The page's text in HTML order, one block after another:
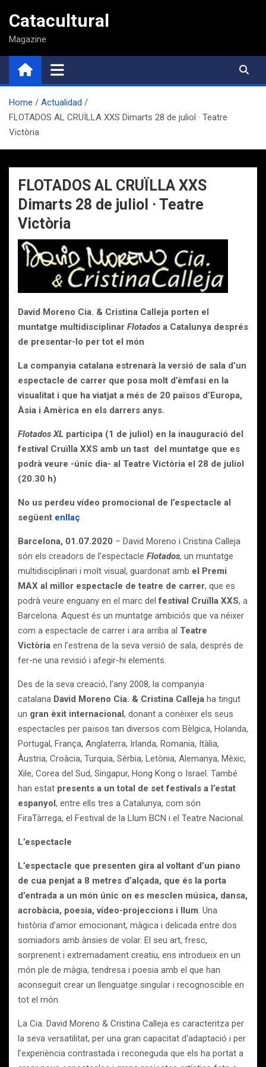
contenido
Catacultural
Magazine
Home
Actualidad
FLOTADOS AL CRUÏLLA XXS Dimarts 28 de juliol · Teatre
Victòria
FLOTADOS AL CRUÏLLA XXS
Dimarts 28 de juliol · Teatre
Victòria
David Moreno Cia. & Cristina Calleja porten el
muntatge multidisciplinar Flotados a Catalunya després
de presentar-lo per tot el món
La companyia catalana estrenarà la versió de sala d’un
espectacle de carrer que posa molt d’èmfasi en la
visualitat i que ha viatjat a més de 20 països d’Europa,
Àsia i Amèrica en els darrers anys.
Flotados XL participa (1 de juliol) en la inauguració del
festival Cruïlla XXS amb un tast del muntatge que es
podrà veure -únic dia- al Teatre Victòria el 28 de juliol
(20.30 h)
No us perdeu vídeo promocional de l’espectacle al
següent enllaç
Barcelona, 01.07.2020 – David Moreno i Cristina Calleja
són els creadors de l’espectacle Flotados, un muntatge
multidisciplinari i molt visual, guardonat amb el Premi
MAX al millor espectacle de teatre de carrer, que es
podrà veure enguany en el marc delfestival Cruïlla XXS, a
Barcelona. Aquest és un muntatge ambiciós que va néixer
com a espectacle de carrer i ara arriba al Teatre
Victòria en l’estrena de la seva versió de sala, després de
fer-ne una revisió i afegir-hi elements.
Des de la seva creació, l’any 2008, la companyia
catalana David Moreno Cia. & Cristina Calleja ha tingut
un gran èxit internacional, donant a conèixer els seus
espectacles per països tan diversos com Bèlgica, Holanda,
Portugal, França, Anglaterra, Irlanda, Romania, Itàlia,
Àustria, Croàcia, Turquia, Sèrbia, Letònia, Alemanya, Mèxic,
Xile, Corea del Sud, Singapur, Hong Kong o Israel. També
han estat presents a un total de set festivals a l’estat
espanyol, entre ells tres a Catalunya, com són
FiraTàrrega, el Festival de la Llum BCN i el Teatre Nacional.
L’espectacle
L’espectacle que presenten gira al voltant d’un piano
de cua penjat a 8 metres d’alçada, que és la porta
d’entrada a un món únic on es mesclen música, dansa,
acrobàcia, poesia, vídeo-projeccions i llum. Una
història d’amor emocionant, màgica i delicada entre dos
somiadors amb ànsies de volar. El seu art, fresc,
sorprenent i extremadament creatiu, ens introdueix en un
món ple de màgia, tendresa i poesia amb el que han
aconseguit crear un llenguatge singular i recognoscible en
tot el món.
La Cia. David Moreno & Cristina Calleja es caracteritza per
la seva versatilitat, per una gran capacitat d‘adaptació i per
l’experiència contrastada i reconeguda que els ha portat a